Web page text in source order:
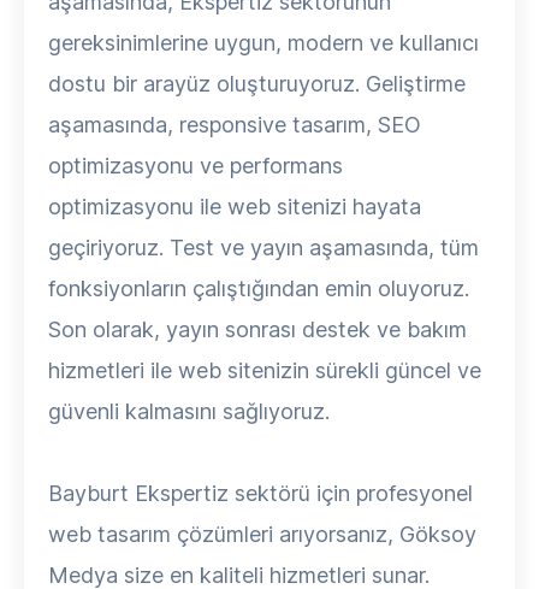
gereksinimlerine uygun, modern ve kullanıcı
dostu bir arayüz oluşturuyoruz. Geliştirme
aşamasında, responsive tasarım, SEO
optimizasyonu ve performans
optimizasyonu ile web sitenizi hayata
geçiriyoruz. Test ve yayın aşamasında, tüm
fonksiyonların çalıştığından emin oluyoruz.
Son olarak, yayın sonrası destek ve bakım
hizmetleri ile web sitenizin sürekli güncel ve
güvenli kalmasını sağlıyoruz.
Bayburt Ekspertiz sektörü için profesyonel
web tasarım çözümleri arıyorsanız, Göksoy
Medya size en kaliteli hizmetleri sunar.